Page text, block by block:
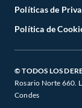
Políticas de
Política de
© TODOS LOS
Rosario Norte 660.
Condes